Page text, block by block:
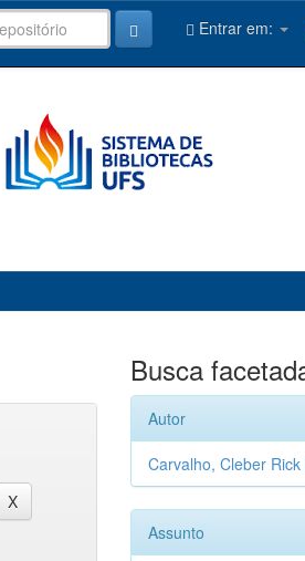
Entrar em:
Busca
Autor
Carvalho, Cleber
Assunto